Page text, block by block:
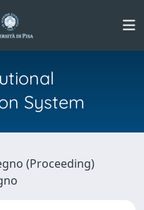
System
(Proceeding)